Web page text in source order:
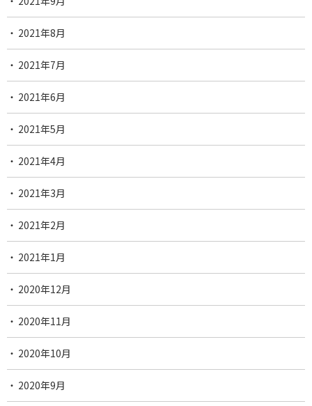
2021年8月
2021年7月
2021年6月
2021年5月
2021年4月
2021年3月
2021年2月
2021年1月
2020年12月
2020年11月
2020年10月
2020年9月